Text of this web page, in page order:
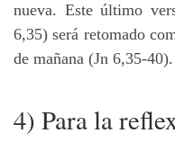
nueva. Este último
6,35) será retomado
de mañana (Jn 6,35-40).
4) Para la